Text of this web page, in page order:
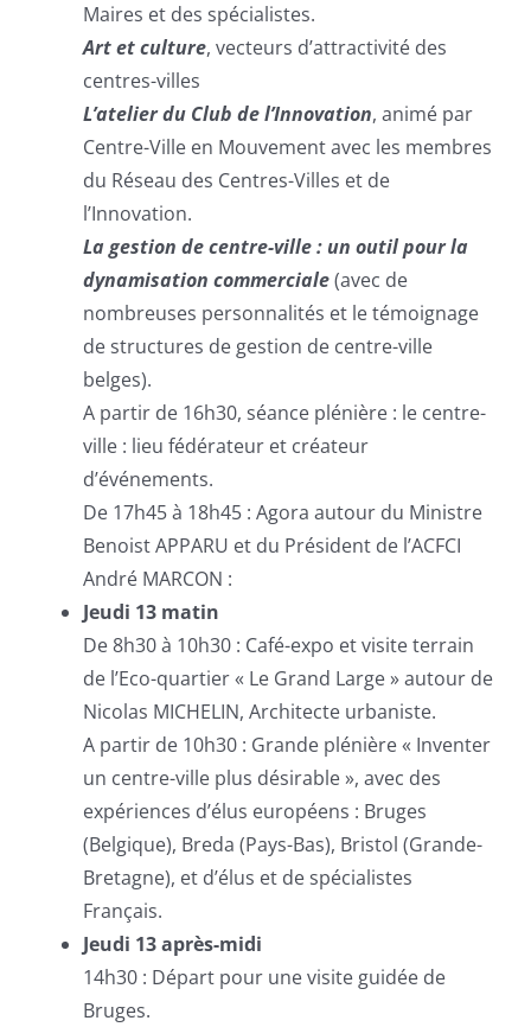
Maires et des spécialistes.
Art et culture, vecteurs d’attractivité des
centres-villes
L’atelier du Club de l’Innovation, animé par
Centre-Ville en Mouvement avec les membres
du Réseau des Centres-Villes et de
l’Innovation.
La gestion de centre-ville : un outil pour la
dynamisation commerciale(avec de
nombreuses personnalités et le témoignage
de structures de gestion de centre-ville
belges).
A partir de 16h30, séance plénière : le centre-
ville : lieu fédérateur et créateur
d’événements.
De 17h45 à 18h45 : Agora autour du Ministre
Benoist APPARU et du Président de l’ACFCI
André MARCON :
Jeudi 13 matin
De 8h30 à 10h30 : Café-expo et visite terrain
de l’Eco-quartier « Le Grand Large » autour de
Nicolas MICHELIN, Architecte urbaniste.
A partir de 10h30 : Grande plénière « Inventer
un centre-ville plus désirable », avec des
expériences d’élus européens : Bruges
(Belgique), Breda (Pays-Bas), Bristol (Grande-
Bretagne), et d’élus et de spécialistes
Français.
Jeudi 13 après-midi
14h30 : Départ pour une visite guidée de
Bruges.